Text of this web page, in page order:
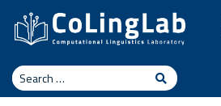
Skip to content
Search Search